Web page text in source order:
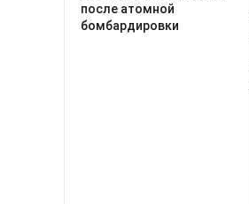
после атомной
бомбардировки